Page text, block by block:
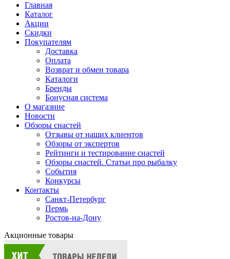
Главная
Каталог
Акции
Скидки
Покупателям
Доставка
Оплата
Возврат и обмен товара
Каталоги
Бренды
Бонусная система
О магазине
Новости
Обзоры снастей
Отзывы от наших клиентов
Обзоры от экспертов
Рейтинги и тестирование снастей
Обзоры снастей. Статьи про рыбалку
События
Конкурсы
Контакты
Санкт-Петербург
Пермь
Ростов-на-Дону
Акционные товары